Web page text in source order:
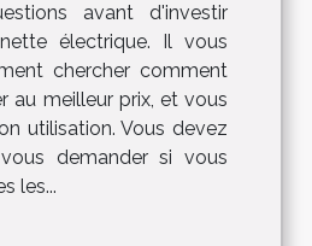
avant d'investir
électrique. Il vous
chercher comment
au meilleur prix, et vous
utilisation. Vous devez
demander si vous
les...